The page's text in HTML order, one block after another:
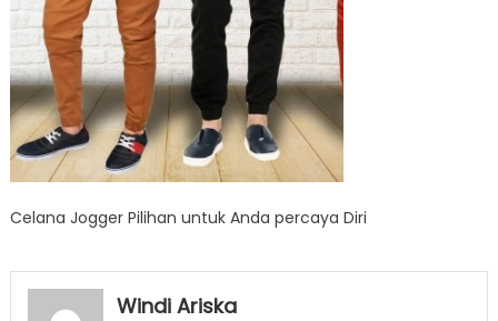
Celana Jogger Pilihan untuk Anda percaya Diri
Windi Ariska